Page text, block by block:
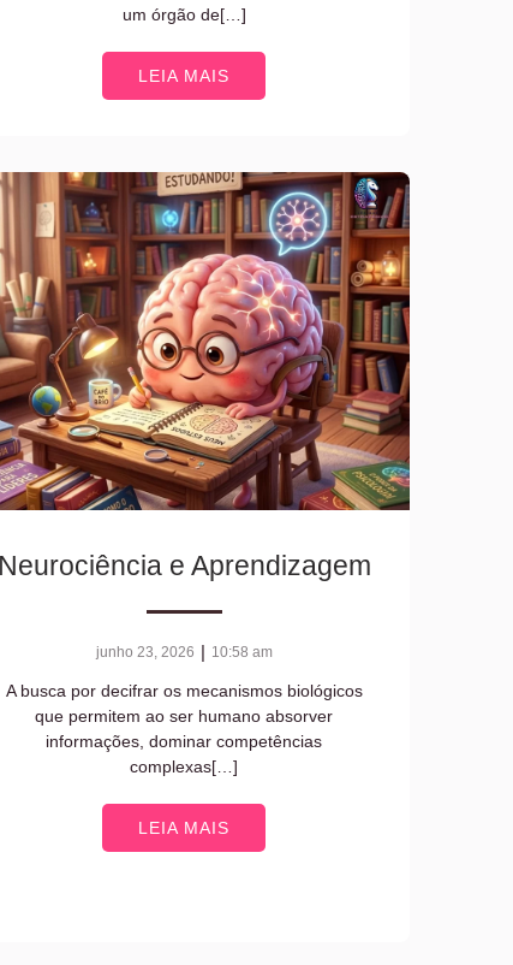
um órgão de[…]
LEIA MAIS
Neurociência e Aprendizagem
junho 23, 2026 10:58 am
A busca por decifrar os mecanismos biológicos
que permitem ao ser humano absorver
informações, dominar competências
complexas[…]
LEIA MAIS